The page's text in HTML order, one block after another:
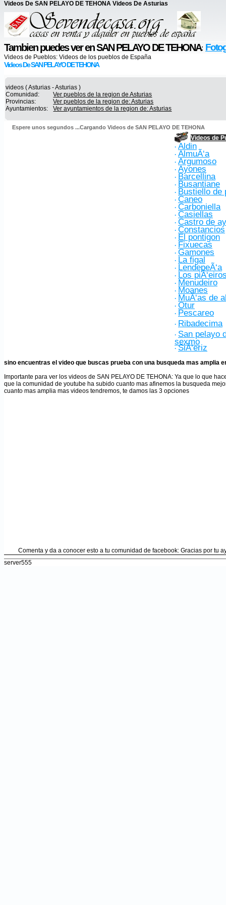
Videos De SAN PELAYO DE TEHONA Videos De Asturias
Tambien puedes ver en SAN PELAYO DE TEHONA:
Videos de Pueblos: Videos de los pueblos de España
Videos De SAN PELAYO DE TEHONA
videos ( Asturias - Asturias )
Comunidad:
Ver pueblos de la region de Asturias
Provincias:
Ver pueblos de la region de: Asturias
Ayuntamientos:
Ver ayuntamientos de la region de: Asturias
Espere unos segundos ...Cargando Videos de SAN PELAYO DE TEHONA
Videos de
· Aldin
· AlmuÃ‘a
· Argumoso
· Ayones
· Barcellina
· Busantiane
· Bustiello de
· Caneo
· Carboniella
· Casiellas
· Castro de
· Constancios
· El pontigon
· Fixuecas
· Gamones
· La figal
· LendepeÃ‘a
· Los
· Menudeiro
· Moanes
· MuÃ‘as de
· Otur
· Pescareo
· Ribadecima
· San pelayo
sexmo
· SiÃ‘eriz
sino encuentras el video que buscas prueba con una busqueda mas amplia
Importante para ver los videos de SAN PELAYO DE TEHONA: Ya que lo que
que la comunidad de youtube ha subido cuanto mas afinemos la busqueda
cuanto mas amplia mas videos tendremos, te damos las 3 opciones
Comenta y da a conocer esto a tu comunidad de facebook: Gracias por tu
server555